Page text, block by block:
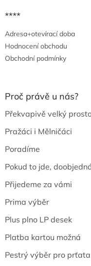
****
Adresa+otevírací doba
Hodnocení obchodu
Obchodní podmínky
Proč právě u nás?
Překvapivě velký
Pražáci i Mělničáci
Poradíme
Pokud to jde,
Přijedeme za vámi
Prima výběr
Plus plno LP desek
Platba kartou možná
Pestrý výběr pro prťata